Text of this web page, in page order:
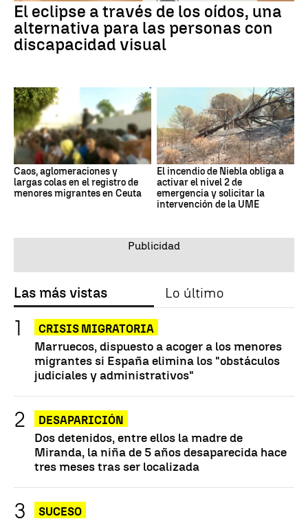
El eclipse a través de los oídos, una
alternativa para las personas con
discapacidad visual
Caos, aglomeraciones y
largas colas en el registro de
menores migrantes en Ceuta
El incendio de Niebla obliga a
activar el nivel 2 de
emergencia y solicitar la
intervención de la UME
Las más vistas Lo último
CRISIS MIGRATORIA
Marruecos, dispuesto a acoger a los menores
migrantes si España elimina los "obstáculos
judiciales y administrativos"
DESAPARICIÓN
Dos detenidos, entre ellos la madre de
Miranda, la niña de 5 años desaparecida hace
tres meses tras ser localizada
SUCESO